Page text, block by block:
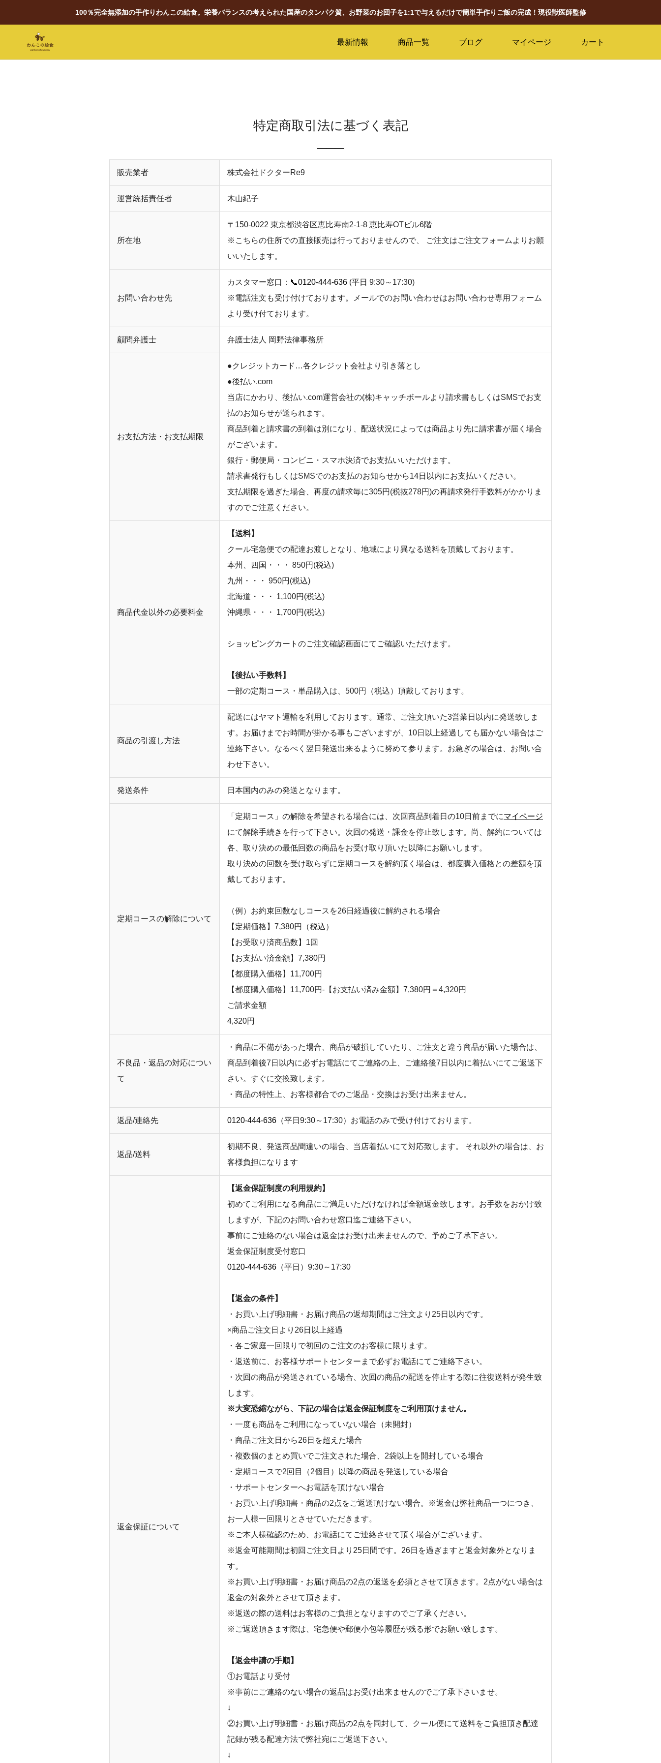
100％完全無添加の手作りわんこの給食。栄養バランスの考えられた国産のタンパク質、お野菜のお団子を1:1で与えるだけで簡単手作りご飯の完成！現役獣医師監修
最新情報 商品一覧 ブログ マイページ カート
特定商取引法に基づく表記
───
販売業者 株式会社ドクターRe9
運営統括責任者 木山紀子
所在地
〒150-0022 東京都渋谷区恵比寿南2-1-8 恵比寿OTビル6階
※こちらの住所での直接販売は行っておりませんので、 ご注文はご注文フォームよりお願
いいたします。
お問い合わせ先
カスタマー窓口： 📞0120-444-636 (平日 9:30～17:30)
※電話注文も受け付けております。メールでのお問い合わせはお問い合わせ専用フォーム
より受け付ております。
顧問弁護士 弁護士法人 岡野法律事務所
お支払方法・お支払期限
●クレジットカード…各クレジット会社より引き落とし
●後払い.com
当店にかわり、後払い.com運営会社の(株)キャッチボールより請求書もしくはSMSでお支
払のお知らせが送られます。
商品到着と請求書の到着は別になり、配送状況によっては商品より先に請求書が届く場合
がございます。
銀行・郵便局・コンビニ・スマホ決済でお支払いいただけます。
請求書発行もしくはSMSでのお支払のお知らせから14日以内にお支払いください。
支払期限を過ぎた場合、再度の請求毎に305円(税抜278円)の再請求発行手数料がかかりま
すのでご注意ください。
商品代金以外の必要料金
【送料】
クール宅急便での配達お渡しとなり、地域により異なる送料を頂戴しております。
本州、四国・・・ 850円(税込)
九州・・・ 950円(税込)
北海道・・・ 1,100円(税込)
沖縄県・・・ 1,700円(税込)
ショッピングカートのご注文確認画面にてご確認いただけます。
【後払い手数料】
一部の定期コース・単品購入は、500円（税込）頂戴しております。
商品の引渡し方法
配送にはヤマト運輸を利用しております。通常、ご注文頂いた3営業日以内に発送致しま
す。お届けまでお時間が掛かる事もございますが、10日以上経過しても届かない場合はご
連絡下さい。なるべく翌日発送出来るように努めて参ります。お急ぎの場合は、お問い合
わせ下さい。
発送条件 日本国内のみの発送となります。
定期コースの解除について
「定期コース」の解除を希望される場合には、次回商品到着日の10日前までにマイページ
にて解除手続きを行って下さい。次回の発送・課金を停止致します。尚、解約については
各、取り決めの最低回数の商品をお受け取り頂いた以降にお願いします。
取り決めの回数を受け取らずに定期コースを解約頂く場合は、都度購入価格との差額を頂
戴しております。
（例）お約束回数なしコースを26日経過後に解約される場合
【定期価格】7,380円（税込）
【お受取り済商品数】1回
【お支払い済金額】7,380円
【都度購入価格】11,700円
【都度購入価格】11,700円-【お支払い済み金額】7,380円＝4,320円
ご請求金額
4,320円
不良品・返品の対応につい
て
・商品に不備があった場合、商品が破損していたり、ご注文と違う商品が届いた場合は、
商品到着後7日以内に必ずお電話にてご連絡の上、ご連絡後7日以内に着払いにてご返送下
さい。すぐに交換致します。
・商品の特性上、お客様都合でのご返品・交換はお受け出来ません。
返品/連絡先 0120-444-636 （平日9:30～17:30）お電話のみで受け付けております。
返品/送料
初期不良、発送商品間違いの場合、当店着払いにて対応致します。 それ以外の場合は、お
客様負担になります
返金保証について
【返金保証制度の利用規約】
初めてご利用になる商品にご満足いただけなければ全額返金致します。お手数をおかけ致
しますが、下記のお問い合わせ窓口迄ご連絡下さい。
事前にご連絡のない場合は返金はお受け出来ませんので、予めご了承下さい。
返金保証制度受付窓口
0120-444-636 （平日）9:30～17:30
【返金の条件】
・お買い上げ明細書・お届け商品の返却期間はご注文より25日以内です。
×商品ご注文日より26日以上経過
・各ご家庭一回限りで初回のご注文のお客様に限ります。
・返送前に、お客様サポートセンターまで必ずお電話にてご連絡下さい。
・次回の商品が発送されている場合、次回の商品の配送を停止する際に往復送料が発生致
します。
※大変恐縮ながら、下記の場合は返金保証制度をご利用頂けません。
・一度も商品をご利用になっていない場合（未開封）
・商品ご注文日から26日を超えた場合
・複数個のまとめ買いでご注文された場合、2袋以上を開封している場合
・定期コースで2回目（2個目）以降の商品を発送している場合
・サポートセンターへお電話を頂けない場合
・お買い上げ明細書・商品の2点をご返送頂けない場合。※返金は弊社商品一つにつき、
お一人様一回限りとさせていただきます。
※ご本人様確認のため、お電話にてご連絡させて頂く場合がございます。
※返金可能期間は初回ご注文日より25日間です。26日を過ぎますと返金対象外となりま
す。
※お買い上げ明細書・お届け商品の2点の返送を必須とさせて頂きます。2点がない場合は
返金の対象外とさせて頂きます。
※返送の際の送料はお客様のご負担となりますのでご了承ください。
※ご返送頂きます際は、宅急便や郵便小包等履歴が残る形でお願い致します。
【返金申請の手順】
①お電話より受付
※事前にご連絡のない場合の返品はお受け出来ませんのでご了承下さいませ。
↓
②お買い上げ明細書・お届け商品の2点を同封して、クール便にて送料をご負担頂き配達
記録が残る配達方法で弊社宛にご返送下さい。
↓